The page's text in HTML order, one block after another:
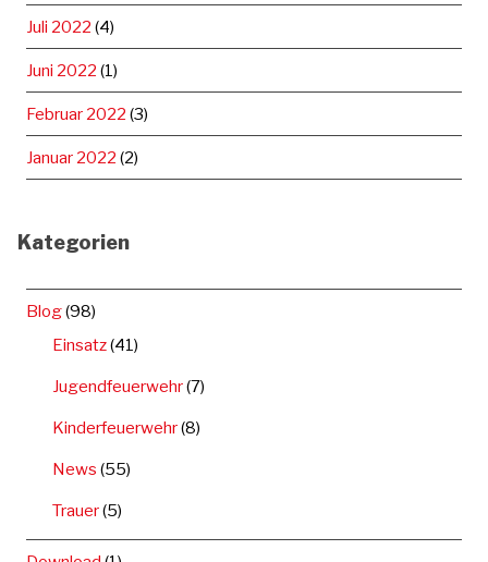
Juli 2022 (4)
Juni 2022 (1)
Februar 2022 (3)
Januar 2022 (2)
Kategorien
Blog(98)
Einsatz(41)
Jugendfeuerwehr(7)
Kinderfeuerwehr(8)
News (55)
Trauer(5)